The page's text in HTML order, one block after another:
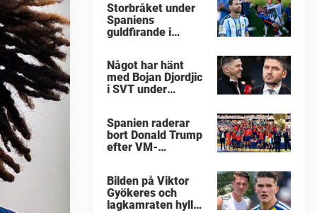
Storbråket under
Spaniens
guldfirande i
Något har hänt
med Bojan Djordjic
i SVT under
Spanien raderar
bort Donald Trump
efter VM-
Bilden på Viktor
Gyökeres och
lagkamraten hyllas